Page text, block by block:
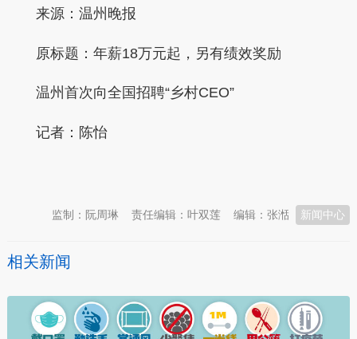
来源：温州晚报
原标题：年薪18万元起，另有绩效奖励
温州首次向全国招聘“乡村CEO”
记者：陈怡
新闻中心
编辑：张湉
责任编辑：叶双莲
监制：阮周琳
相关新闻